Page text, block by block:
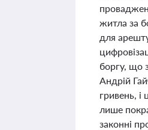
житла за
для
боргу, що
Андрій
гривень,
лише
законні